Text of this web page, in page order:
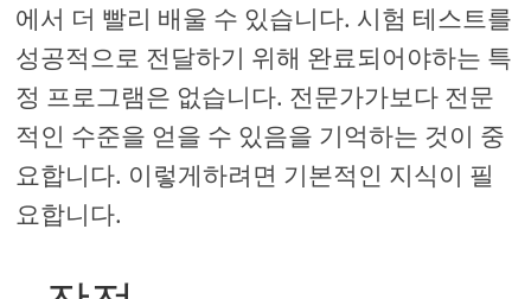
에서 더 빨리 배울 수 있습니다. 시험 테스트를
성공적으로 전달하기 위해 완료되어야하는 특
정 프로그램은 없습니다. 전문가가보다 전문
적인 수준을 얻을 수 있음을 기억하는 것이 중
요합니다. 이렇게하려면 기본적인 지식이 필
요합니다.